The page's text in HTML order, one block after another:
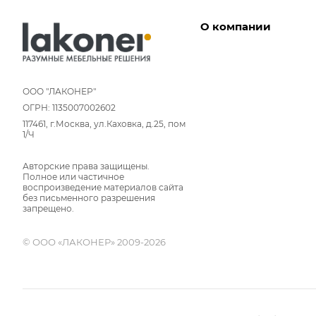
ООО "ЛАКОНЕР"
ОГРН: 1135007002602
117461, г.Москва, ул.Каховка, д.25, пом
1/Ч
Авторские права защищены.
Полное или частичное
воспроизведение материалов сайта
без письменного разрешения
запрещено.
© ООО «ЛАКОНЕР» 2009-2026
О компании